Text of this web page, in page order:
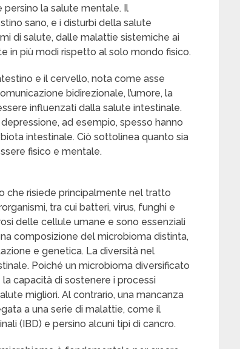
persino la salute mentale. Il
sano, e i disturbi della salute
di salute, dalle malattie sistemiche ai
in più modi rispetto al solo mondo fisico.
e il cervello, nota come asse
bidirezionale, l’umore, la
influenzati dalla salute intestinale.
ad esempio, spesso hanno
intestinale. Ciò sottolinea quanto sia
fisico e mentale.
che risiede principalmente nel tratto
tra cui batteri, virus, funghi e
delle cellule umane e sono essenziali
composizione del microbioma distinta,
e genetica. La diversità nel
Poiché un microbioma diversificato
capacità di sostenere i processi
migliori. Al contrario, una mancanza
a una serie di malattie, come il
(IBD) e persino alcuni tipi di cancro.